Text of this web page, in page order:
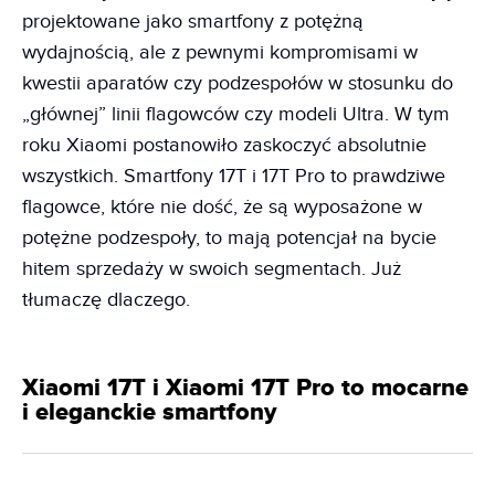
projektowane jako smartfony z potężną
wydajnością, ale z pewnymi kompromisami w
kwestii aparatów czy podzespołów w stosunku do
„głównej” linii flagowców czy modeli Ultra. W tym
roku Xiaomi postanowiło zaskoczyć absolutnie
wszystkich. Smartfony 17T i 17T Pro to prawdziwe
flagowce, które nie dość, że są wyposażone w
potężne podzespoły, to mają potencjał na bycie
hitem sprzedaży w swoich segmentach. Już
tłumaczę dlaczego.
Xiaomi 17T i Xiaomi 17T Pro to mocarne
i eleganckie smartfony